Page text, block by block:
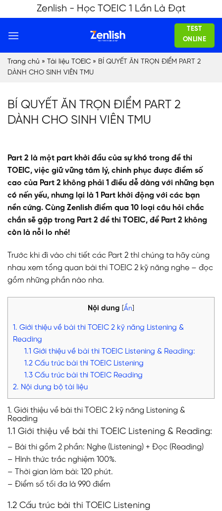
to
content
Zenlish - Học TOEIC 1 Lần Là Đạt
TEST
ONLINE
Trang chủ » Tài liệu TOEIC » BÍ QUYẾT ĂN TRỌN ĐIỂM PART 2
DÀNH CHO SINH VIÊN TMU
BÍ QUYẾT ĂN TRỌN ĐIỂM PART 2
DÀNH CHO SINH VIÊN TMU
Part 2 là một part khởi đầu của sự khó trong đề thi
TOEIC, việc giữ vững tâm lý, chinh phục được điểm số
cao của Part 2 không phải 1 điều dễ dàng với những bạn
có nến yếu, nhưng lại là 1 Part khởi động với các bạn
nền cứng. Cùng Zenlish điểm qua 10 loại câu hỏi chắc
chắn sẽ gặp trong Part 2 đề thi TOEIC, để Part 2 không
còn là nỗi lo nhé!
Trước khi đi vào chi tiết các Part 2 thì chúng ta hãy cùng
nhau xem tổng quan bài thi TOEIC 2 kỹ năng nghe – đọc
gồm những phần nào nha.
Nội dung Ẩn
1. Giới thiệu về bài thi TOEIC 2 kỹ năng Listening &
Reading
1.1 Giới thiệu về bài thi TOEIC Listening & Reading:
1.2 Cấu trúc bài thi TOEIC Listening
1.3 Cấu trúc bài thi TOEIC Reading
2. Nội dung bộ tài liệu
1. Giới thiệu về bài thi TOEIC 2 kỹ năng Listening &
Reading
1.1 Giới thiệu về bài thi TOEIC Listening & Reading:
– Bài thi gồm 2 phần: Nghe (Listening) + Đọc (Reading)
– Hình thức trắc nghiệm 100%.
– Thời gian làm bài: 120 phút.
– Điểm số tối đa là 990 điểm
1.2 Cấu trúc bài thi TOEIC Listening